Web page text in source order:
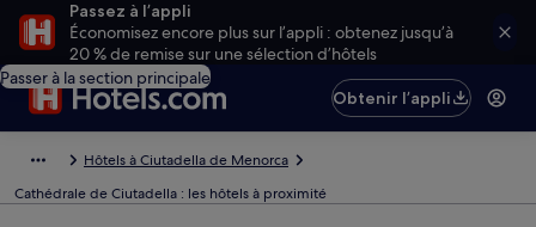
Passez à l’appli
Économisez encore plus sur l’appli : obtenez jusqu’à
20 % de remise sur une sélection d’hôtels
Passer à la section principale
Obtenir l’appli
Hôtels à Ciutadella de Menorca
Cathédrale de Ciutadella : les hôtels à proximité